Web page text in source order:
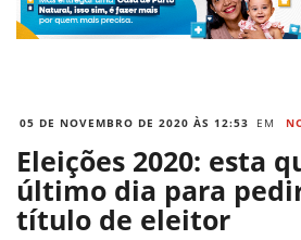
05 DE NOVEMBRO DE 2020 ÀS 12:53 EM
Eleições 2020: esta
último dia para
título de eleitor